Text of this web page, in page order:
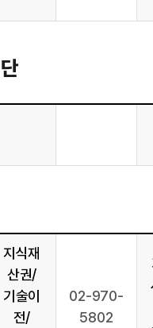
지식재
산권/
기술이
전/
02-970-
5802